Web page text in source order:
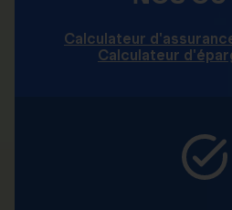
Calculateur
Calculateur